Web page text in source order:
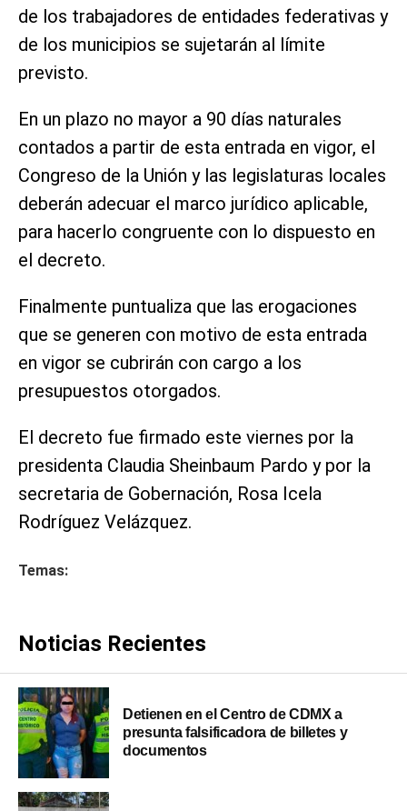
de los trabajadores de entidades federativas y
de los municipios se sujetarán al límite
previsto.
En un plazo no mayor a 90 días naturales
contados a partir de esta entrada en vigor, el
Congreso de la Unión y las legislaturas locales
deberán adecuar el marco jurídico aplicable,
para hacerlo congruente con lo dispuesto en
el decreto.
Finalmente puntualiza que las erogaciones
que se generen con motivo de esta entrada
en vigor se cubrirán con cargo a los
presupuestos otorgados.
El decreto fue firmado este viernes por la
presidenta Claudia Sheinbaum Pardo y por la
secretaria de Gobernación, Rosa Icela
Rodríguez Velázquez.
Temas:
Noticias Recientes
Detienen en el Centro de CDMX a
presunta falsificadora de billetes y
documentos